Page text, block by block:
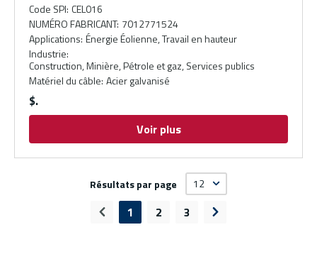
Code SPI: CEL016
NUMÉRO FABRICANT: 7012771524
Applications: Énergie Éolienne, Travail en hauteur
Industrie:
Construction, Minière, Pétrole et gaz, Services publics
Matériel du câble: Acier galvanisé
$
Voir plus
Résultats par page
Page précédente
1 2 3 Page suivante